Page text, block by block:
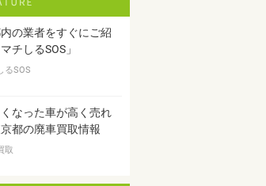
の業者をすぐにご紹
チしるSOS」
るSOS
なった車が高く売れ
都の廃車買取情報
取